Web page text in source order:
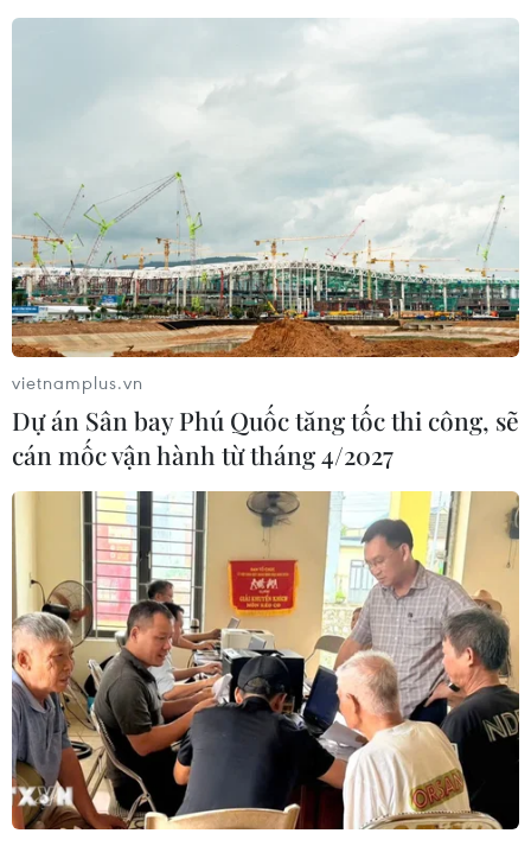
TIN CÙNG CHUYÊN MỤC
Iceland trước cuộc trưng cầu ý dân
về nối lại đàm phán gia nhập EU
08/08/2026 07:54
vietnamplus.vn
Dự án Sân bay Phú Quốc tăng tốc thi công, sẽ
cán mốc vận hành từ tháng 4/2027